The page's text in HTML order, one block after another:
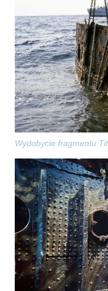
Wydobycie fragmentu